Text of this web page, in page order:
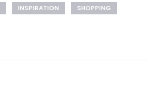
INSPIRATION
SHOPPING